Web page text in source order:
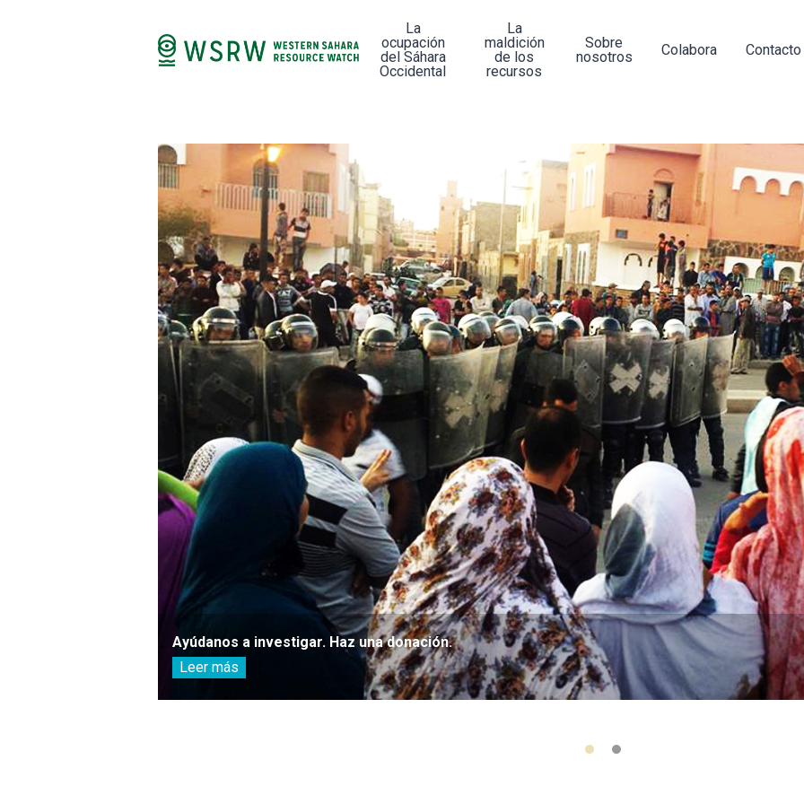
La
ocupación
del Sáhara
Occidental
La
maldición
de los
recursos
Sobre
nosotros
Colabora Contacto
Ayúdanos a investigar. Haz una donación.
Leer más